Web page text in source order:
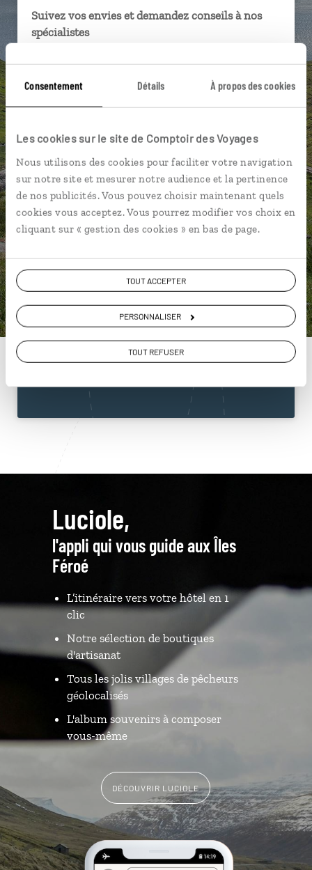
Consentement Détails À propos des cookies
Les cookies sur le site de Comptoir des Voyages
Nous utilisons des cookies pour faciliter votre navigation
sur notre site et mesurer notre audience et la pertinence
de nos publicités. Vous pouvez choisir maintenant quels
cookies vous acceptez. Vous pourrez modifier vos choix en
cliquant sur « gestion des cookies » en bas de page.
TOUT ACCEPTER
PERSONNALISER
TOUT REFUSER
Suivez vos envies et demandez conseils à nos
spécialistes
Ils sauront organiser votre itinéraire au plus
près de vos envies et de la réalité du pays.
Échangez en face à face ou depuis nos studios
téléphone.
Vous gardez le même interlocuteur avant,
pendant et après votre voyage.
ou
Construisez votre voyage avec un spécialiste Îles
Féroé
01 84 74 99 47
Luciole,
l'appli qui vous guide aux Îles
Féroé
L’itinéraire vers votre hôtel en 1
clic
Notre sélection de boutiques
d'artisanat
Tous les jolis villages de pêcheurs
géolocalisés
L'album souvenirs à composer
vous-même
DÉCOUVRIR LUCIOLE